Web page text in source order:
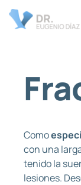
Como
con una
tenido la
lesiones.